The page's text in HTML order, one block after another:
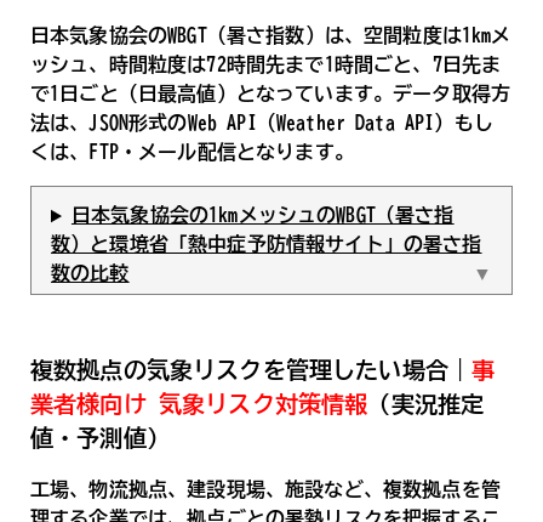
日本気象協会のWBGT（暑さ指数）は、空間粒度は1kmメ
ッシュ、時間粒度は72時間先まで1時間ごと、7日先ま
で1日ごと（日最高値）となっています。データ取得方
法は、JSON形式のWeb API（Weather Data API）もし
くは、FTP・メール配信となります。
日本気象協会の1kmメッシュのWBGT（暑さ指
数）と環境省「熱中症予防情報サイト」の暑さ指
数の比較
複数拠点の気象リスクを管理したい場合｜事
業者様向け 気象リスク対策情報 （実況推定
値・予測値）
工場、物流拠点、建設現場、施設など、複数拠点を管